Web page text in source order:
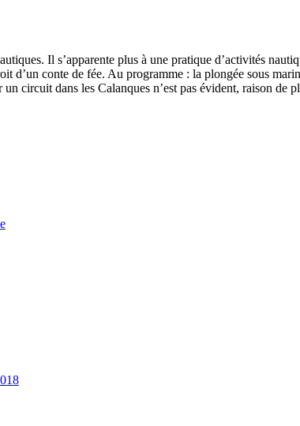
Il s’apparente plus à une pratique d’activités
d’un conte de fée. Au programme : la plongée sous
circuit dans les Calanques n’est pas évident, raison